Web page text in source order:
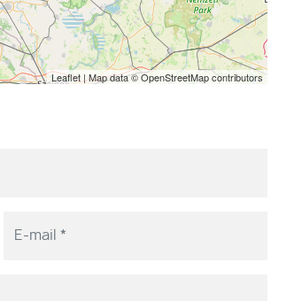
Leaflet | Map data ©OpenStreetMapcontributors